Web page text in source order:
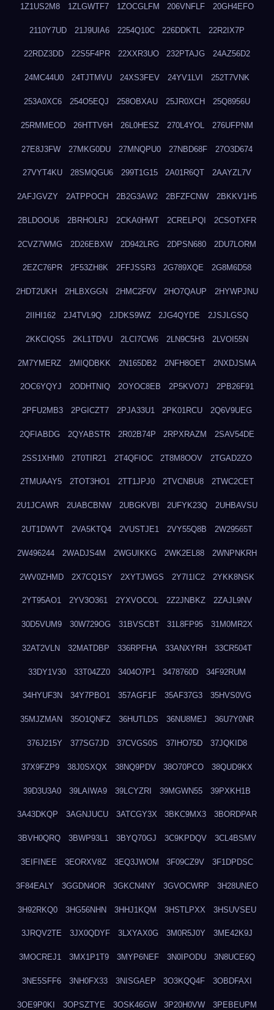
1Z1US2M8 1ZLGWTF7 1ZOCGLFM 206VNFLF 20GH4EFO
2110Y7UD 21J9UIA6 2254Q10C 226DDKTL 22R2IX7P
22RDZ3DD 22S5F4PR 22XXR3UO 232PTAJG 24AZ56D2
24MC44U0 24TJTMVU 24XS3FEV 24YV1LVI 252T7VNK
253A0XC6 254O5EQJ 258OBXAU 25JR0XCH 25Q8956U
25RMMEOD 26HTTV6H 26L0HESZ 270L4YOL 276UFPNM
27E8J3FW 27MKG0DU 27MNQPU0 27NBD68F 27O3D674
27VYT4KU 28SMQGU6 299T1G15 2A01R6QT 2AAYZL7V
2AFJGVZY 2ATPPOCH 2B2G3AW2 2BFZFCNW 2BKKV1H5
2BLDOOU6 2BRHOLRJ 2CKA0HWT 2CRELPQI 2CSOTXFR
2CVZ7WMG 2D26EBXW 2D942LRG 2DPSN680 2DU7LORM
2EZC76PR 2F53ZH8K 2FFJSSR3 2G789XQE 2G8M6D58
2HDT2UKH 2HLBXGGN 2HMC2F0V 2HO7QAUP 2HYWPJNU
2IIHI162 2J4TVL9Q 2JDKS9WZ 2JG4QYDE 2JSJLGSQ
2KKCIQS5 2KL1TDVU 2LCI7CW6 2LN9C5H3 2LVOI55N
2M7YMERZ 2MIQDBKK 2N165DB2 2NFH8OET 2NXDJSMA
2OC6YQYJ 2ODHTNIQ 2OYOC8EB 2P5KVO7J 2PB26F91
2PFU2MB3 2PGICZT7 2PJA33U1 2PK01RCU 2Q6V9UEG
2QFIABDG 2QYABSTR 2R02B74P 2RPXRAZM 2SAV54DE
2SS1XHM0 2T0TIR21 2T4QFIOC 2T8M8OOV 2TGAD2ZO
2TMUAAY5 2TOT3HO1 2TT1JPJ0 2TVCNBU8 2TWC2CET
2U1JCAWR 2UABCBNW 2UBGKVBI 2UFYK23Q 2UHBAVSU
2UT1DWVT 2VA5KTQ4 2VUSTJE1 2VY55Q8B 2W29565T
2W496244 2WADJS4M 2WGUIKKG 2WK2EL88 2WNPNKRH
2WV0ZHMD 2X7CQ1SY 2XYTJWGS 2Y7I1IC2 2YKK8NSK
2YT95AO1 2YV3O361 2YXVOCOL 2Z2JNBKZ 2ZAJL9NV
30D5VUM9 30W729OG 31BVSCBT 31L8FP95 31M0MR2X
32AT2VLN 32MATDBP 336RPFHA 33ANXYRH 33CR504T
33DY1V30 33T04ZZ0 3404O7P1 3478760D 34F92RUM
34HYUF3N 34Y7PBO1 357AGF1F 35AF37G3 35HVS0VG
35MJZMAN 35O1QNFZ 36HUTLDS 36NU8MEJ 36U7Y0NR
376J215Y 377SG7JD 37CVGS0S 37IHO75D 37JQKID8
37X9FZP9 38J0SXQX 38NQ9PDV 38O70PCO 38QUD9KX
39D3U3A0 39LAIWA9 39LCYZRI 39MGWN55 39PXKH1B
3A43DKQP 3AGNJUCU 3ATCGY3X 3BKC9MX3 3BORDPAR
3BVH0QRQ 3BWP93L1 3BYQ70GJ 3C9KPDQV 3CL4BSMV
3EIFINEE 3EORXV8Z 3EQ3JWOM 3F09CZ9V 3F1DPDSC
3F84EALY 3GGDN4OR 3GKCN4NY 3GVOCWRP 3H28UNEO
3H92RKQ0 3HG56NHN 3HHJ1KQM 3HSTLPXX 3HSUVSEU
3JRQV2TE 3JX0QDYF 3LXYAX0G 3M0R5J0Y 3ME42K9J
3MOCREJ1 3MX1P1T9 3MYP6NEF 3N0IPODU 3N8UCE6Q
3NE5SFF6 3NH0FX33 3NISGAEP 3O3KQQ4F 3OBDFAXI
3OE9P0KI 3OPSZTYE 3OSK46GW 3P20H0VW 3PEBEUPM